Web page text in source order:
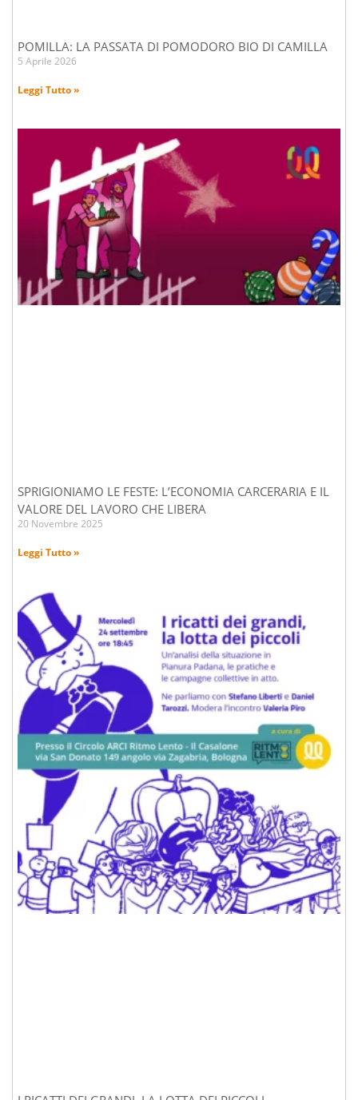
POMILLA: LA PASSATA DI POMODORO BIO DI CAMILLA
5 Aprile 2026
Leggi Tutto »
SPRIGIONIAMO LE FESTE: L’ECONOMIA CARCERARIA E IL
VALORE DEL LAVORO CHE LIBERA
20 Novembre 2025
Leggi Tutto »